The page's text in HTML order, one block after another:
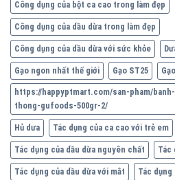
Công dụng của bột ca cao trong làm đẹp
Công dụng của dầu dừa trong làm đẹp
Công dụng của dầu dừa với sức khỏe
Gạo ngon nhất thế giới Gạo ST25
https://happyptmart.com/san-pham/
thong-gufoods-500gr-2/
Hủ dưa Tác dụng của ca cao với trẻ em
Tác dụng của dầu dừa nguyên chất Tác
Tác dụng của dầu dừa với mắt Tác